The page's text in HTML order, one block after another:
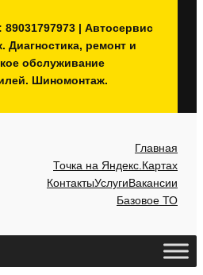
| Автосервис
Диагностика, ремонт и
обслуживание
Шиномонтаж.
Главная
Точка на Яндекс.Картах
КонтактыУслугиВакансии
Базовое ТО